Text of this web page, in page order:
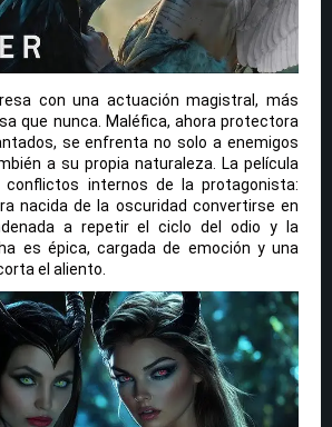
con una actuación magistral, más
que nunca. Maléfica, ahora protectora
se enfrenta no solo a enemigos
a su propia naturaleza. La película
internos de la protagonista:
nacida de la oscuridad convertirse en
a repetir el ciclo del odio y la
es épica, cargada de emoción y una
el aliento.